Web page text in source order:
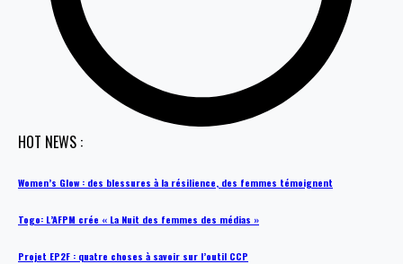
HOT NEWS :
Women’s Glow : des blessures à la résilience, des femmes témoignent
Togo: L’AFPM crée « La Nuit des femmes des médias »
Projet EP2F : quatre choses à savoir sur l’outil CCP